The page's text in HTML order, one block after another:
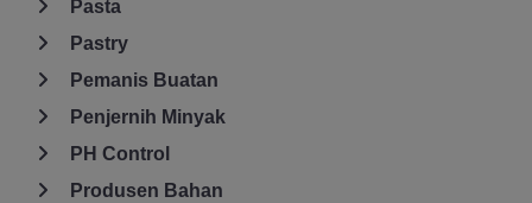
Pasta
Pastry
Pemanis Buatan
Penjernih Minyak
PH Control
Produsen Bahan